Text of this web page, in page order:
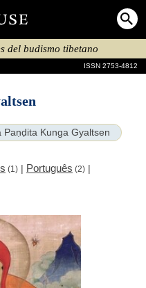
del budismo tibetano
ISSN 2753-4812
Paṇḍita Kunga Gyaltsen
(1) | Português (2) |